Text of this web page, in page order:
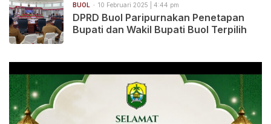
BUOL 10 Februari 2025 | 4:44 pm
DPRD Buol Paripurnakan Penetapan
Bupati dan Wakil Bupati Buol Terpilih